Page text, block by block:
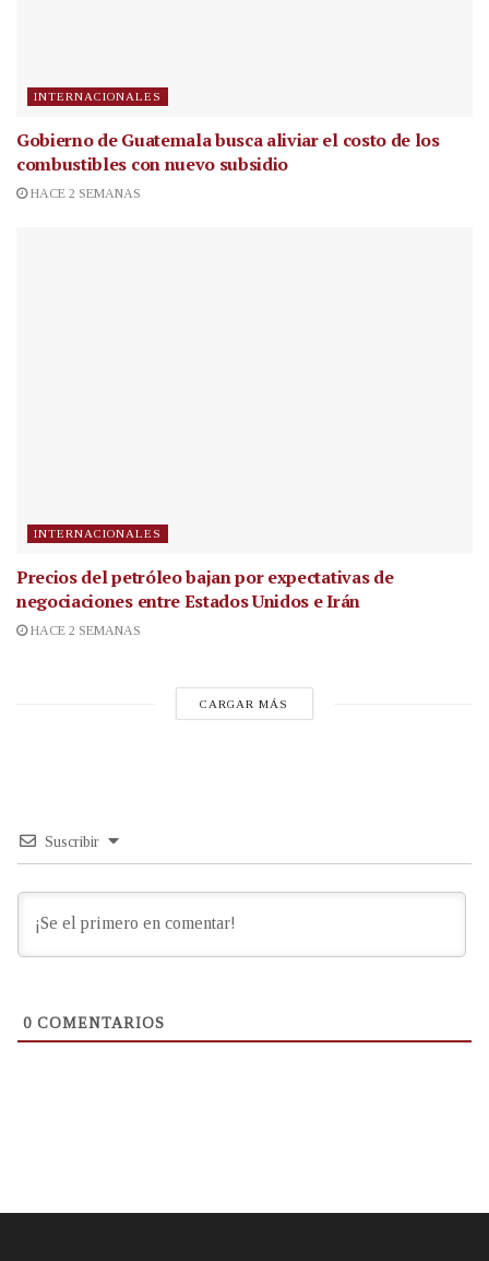
INTERNACIONALES
Gobierno de Guatemala busca aliviar el costo de los
combustibles con nuevo subsidio
HACE 2 SEMANAS
INTERNACIONALES
Precios del petróleo bajan por expectativas de
negociaciones entre Estados Unidos e Irán
HACE 2 SEMANAS
CARGAR MÁS
Suscribir
0 COMENTARIOS